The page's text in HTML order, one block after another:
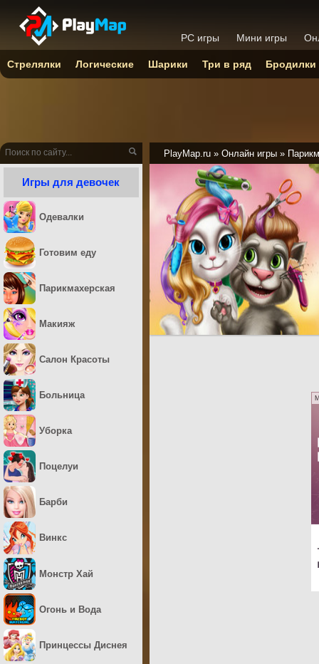
PlayMap.ru » Онлайн игры »
Игры для девочек
Одевалки
Готовим еду
Парикмахерская
Макияж
Салон Красоты
Больница
Уборка
Поцелуи
Барби
Винкс
Монстр Хай
Огонь и Вода
Принцессы Диснея
PC игры Мини игры
Стрелялки Логические Шарики Три в ряд Бродилки